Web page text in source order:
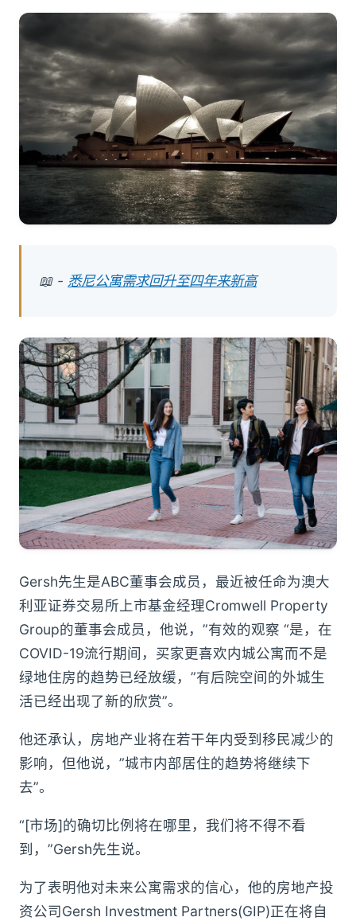
📖 - 悉尼公寓需求回升至四年来新高
Gersh先生是ABC董事会成员，最近被任命为澳大
利亚证券交易所上市基金经理Cromwell Property
Group的董事会成员，他说，”有效的观察 “是，在
COVID-19流行期间，买家更喜欢内城公寓而不是
绿地住房的趋势已经放缓，”有后院空间的外城生
活已经出现了新的欣赏”。
他还承认，房地产业将在若干年内受到移民减少的
影响，但他说，”城市内部居住的趋势将继续下
去”。
“[市场]的确切比例将在哪里，我们将不得不看
到，”Gersh先生说。
为了表明他对未来公寓需求的信心，他的房地产投
资公司Gersh Investment Partners(GIP)正在将自